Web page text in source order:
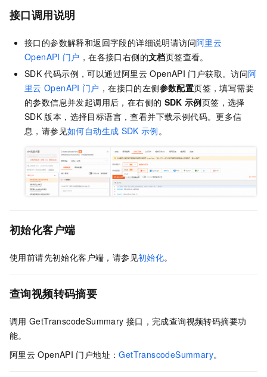
接口调用说明
接口的参数解释和返回字段的详细说明请访问阿里云
OpenAPI 门户 ，在各接口右侧的文档页签查看。
SDK 代码示例，可以通过阿里云 OpenAPI 门户获取。访问阿
里云 OpenAPI 门户 ，在接口的左侧参数配置页签，填写需要
的参数信息并发起调用后，在右侧的 SDK 示例页签，选择
SDK 版本，选择目标语言，查看并下载示例代码。更多信
息，请参见如何自动生成 SDK 示例。
初始化客户端
使用前请先初始化客户端，请参见初始化。
查询视频转码摘要
调用 GetTranscodeSummary 接口，完成查询视频转码摘要功
能。
阿里云 OpenAPI 门户地址：GetTranscodeSummary。